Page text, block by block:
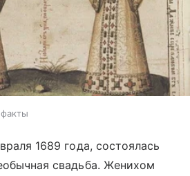
1689 года, состоялась
свадьба. Женихом